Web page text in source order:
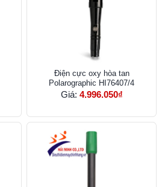
Điện cực oxy hòa tan
Polarographic HI76407/4
Giá: 4.996.050₫